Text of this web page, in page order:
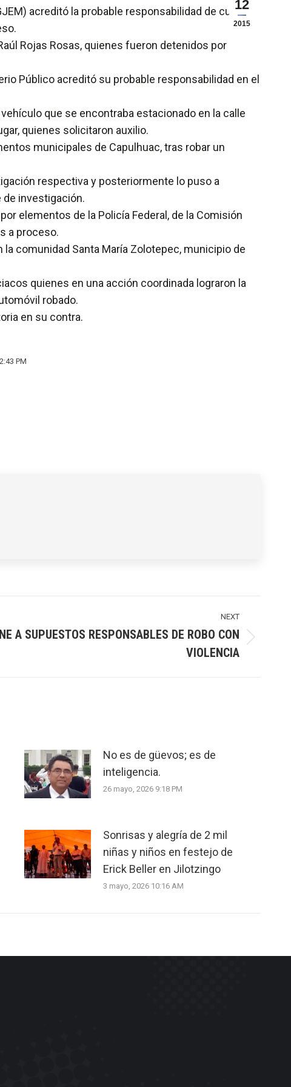
12
2015
acreditó la probable responsabilidad de cuatro
Rojas Rosas, quienes fueron detenidos por
Público acreditó su probable responsabilidad en el
que se encontraba estacionado en la calle
quienes solicitaron auxilio.
municipales de Capulhuac, tras robar un
respectiva y posteriormente lo puso a
de investigación.
elementos de la Policía Federal, de la Comisión
a proceso.
comunidad Santa María Zolotepec, municipio de
quienes en una acción coordinada lograron la
robado.
en su contra.
PM
NEXT
A SUPUESTOS RESPONSABLES DE ROBO CON
VIOLENCIA
No es de güevos; es de
inteligencia.
26 mayo, 2026 9:18 PM
Sonrisas y alegría de 2 mil
niñas y niños en festejo de
Erick Beller en Jilotzingo
3 mayo, 2026 10:16 AM